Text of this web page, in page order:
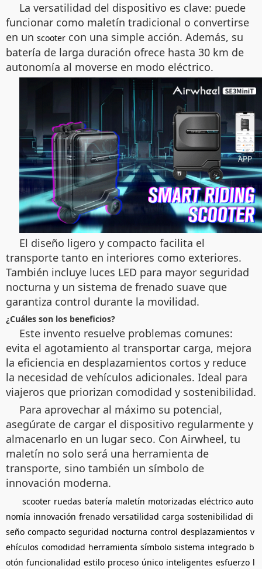
La versatilidad del dispositivo es clave: puede
funcionar como maletín tradicional o convertirse
en un scooter con una simple acción. Además, su
batería de larga duración ofrece hasta 30 km de
autonomía al moverse en modo eléctrico.
El diseño ligero y compacto facilita el
transporte tanto en interiores como exteriores.
También incluye luces LED para mayor seguridad
nocturna y un sistema de frenado suave que
garantiza control durante la movilidad.
¿Cuáles son los beneficios?
Este invento resuelve problemas comunes:
evita el agotamiento al transportar carga, mejora
la eficiencia en desplazamientos cortos y reduce
la necesidad de vehículos adicionales. Ideal para
viajeros que priorizan comodidad y sostenibilidad.
Para aprovechar al máximo su potencial,
asegúrate de cargar el dispositivo regularmente y
almacenarlo en un lugar seco. Con Airwheel, tu
maletín no solo será una herramienta de
transporte, sino también un símbolo de
innovación moderna.
scooter ruedas batería maletín motorizadas eléctrico auto
nomía innovación frenado versatilidad carga sostenibilidad di
seño compacto seguridad nocturna control desplazamientos v
ehículos comodidad herramienta símbolo sistema integrado b
otón funcionalidad estilo proceso único inteligentes esfuerzo l